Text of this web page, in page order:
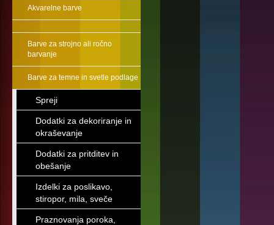
Akvarelne barve
Barve za strojno ali ročno
barvanje
Barve za temne in svetle podlage
Spreji
Dodatki za dekoriranje in
okraševanje
Dodatki za pritditev in
obešanje
Izdelki za poslikavo,
stiropor, mila, sveče
Praznovanja poroka,